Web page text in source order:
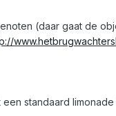
(daar gaat de
standaard